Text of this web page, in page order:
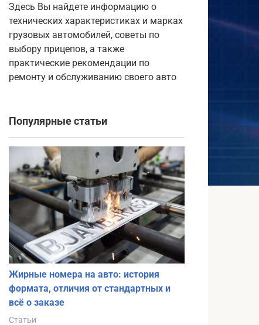
Здесь Вы найдете информацию о
технических характеристиках и марках
грузовых автомобилей, советы по
выбору прицепов, а также
практические рекомендации по
ремонту и обслуживанию своего авто
Популярные статьи
Жирные номера на авто: история
формата, отличия от стандартных и
всё о заказе
Статьи